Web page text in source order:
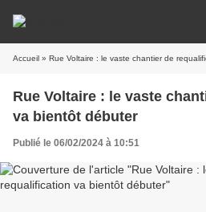
Accueil » Rue Voltaire : le vaste chantier de
Rue Voltaire : le vaste
va bientôt débuter
Publié le 06/02/2024 à 10:51